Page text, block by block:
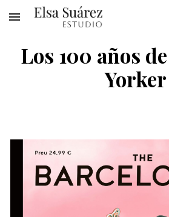
Skip to main content
Los 100 años
Yorker